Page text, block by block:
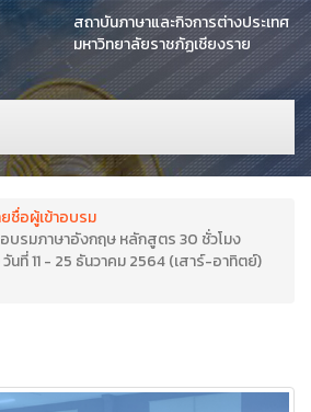
สถาบันภาษาและกิจการต่างประเทศ
มหาวิทยาลัยราชภัฏเชียงราย
ชื่อผู้เข้าอบรม
อบรมภาษาอังกฤษ หลักสูตร 30 ชั่วโมง
ที่ 11 - 25 ธันวาคม 2564 (เสาร์-อาทิตย์)